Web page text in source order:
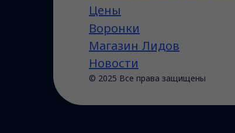
© 2025 Все права защищены
Цены
Воронки
Магазин Лидов
Новости